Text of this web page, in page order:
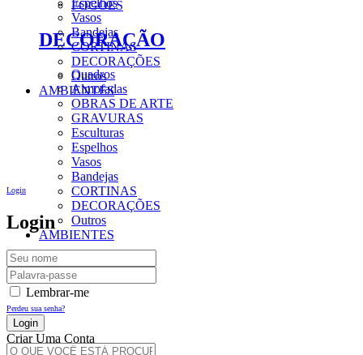
Vasos
Bandejas
CORTINAS
DECORAÇÕES
Outros
AMBIENTES
Login
Login
Lembrar-me
Perdeu sua senha?
Criar Uma Conta
FOGÕES
DECORAÇÃO
Quadros
Almofadas
OBRAS DE ARTE
GRAVURAS
Esculturas
Espelhos
Vasos
Bandejas
CORTINAS
DECORAÇÕES
Outros
AMBIENTES